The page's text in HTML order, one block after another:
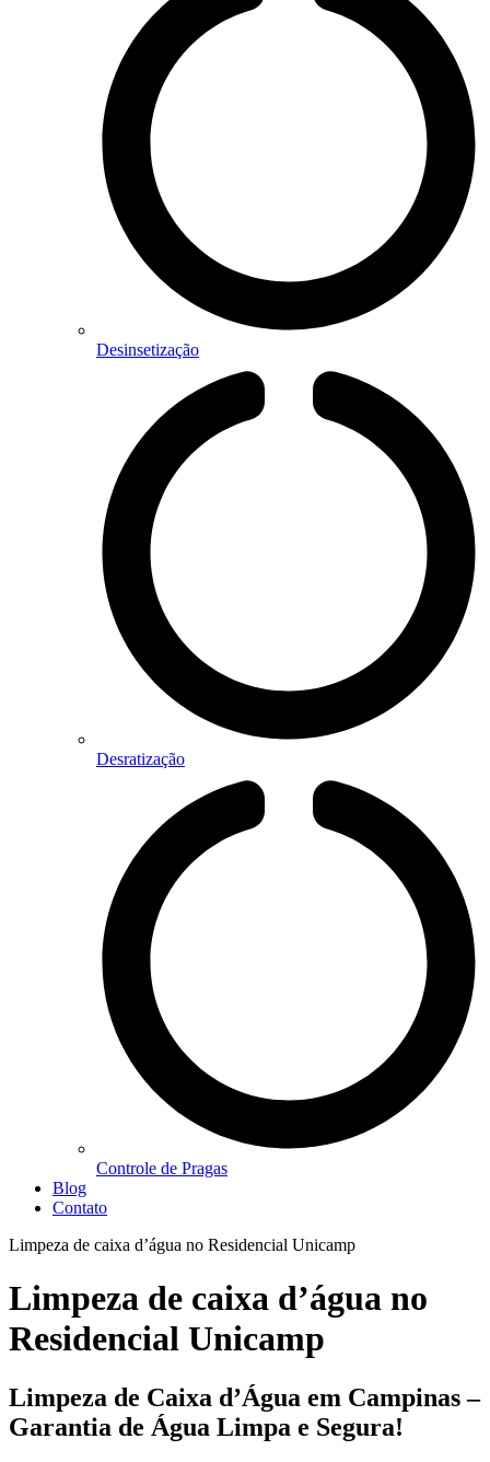
Desinsetização
Desratização
Controle de Pragas
Blog
Contato
Limpeza de caixa d’água no Residencial Unicamp
Limpeza de caixa d’água no
Residencial Unicamp
Limpeza de Caixa d’Água em Campinas –
Garantia de Água Limpa e Segura!